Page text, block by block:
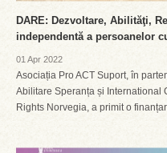
DARE: Dezvoltare, Abilităţi,
independentă a persoanelor
01 Apr 2022
Asociația Pro ACT Suport, în
Abilitare Speranța și International
Rights Norvegia, a primit o